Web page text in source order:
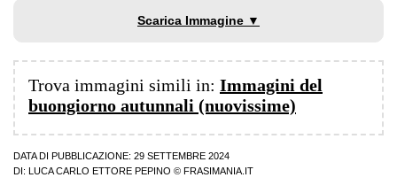
Scarica Immagine ▼
Trova immagini simili in: Immagini del
buongiorno autunnali (nuovissime)
DATA DI PUBBLICAZIONE: 29 SETTEMBRE 2024
DI:
LUCA CARLO ETTORE PEPINO © FRASIMANIA.IT